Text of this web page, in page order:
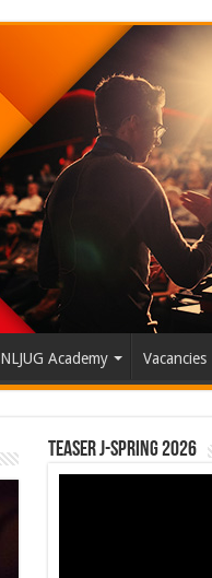
NLJUG Academy Vacancies
Teaser J-Spring 2026